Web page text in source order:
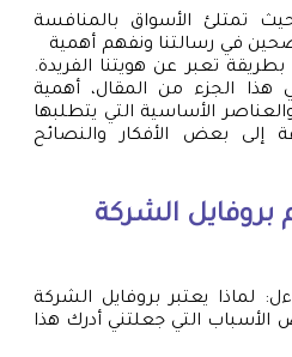
تمتلئ الأسواق بالمنافسة
في رسالتنا ونفهم أهمية
تعبر عن هويتنا الفريدة.
الجزء من المقال، أهمية
الأساسية التي يتطلبها
إلى بعض الأفكار والنصائح
الشركة
لماذا يعتبر بروفايل الشركة
التي جعلتني أدرك هذا